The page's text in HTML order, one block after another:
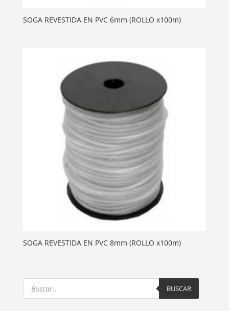
SOGA REVESTIDA EN PVC 6mm (ROLLO x100m)
SOGA REVESTIDA EN PVC 8mm (ROLLO x100m)
Products
search BUSCAR